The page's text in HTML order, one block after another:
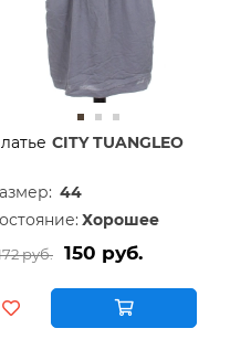
CITY TUANGLEO
44
Хорошее
руб. 150 руб.